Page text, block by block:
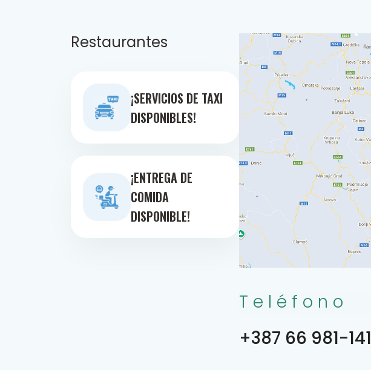
Restaurantes
¡SERVICIOS DE TAXI
DISPONIBLES!
¡ENTREGA DE
COMIDA
DISPONIBLE!
Teléfono
+387 66 981-141